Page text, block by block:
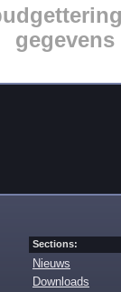
gegevens
Sections:
Nieuws
Downloads